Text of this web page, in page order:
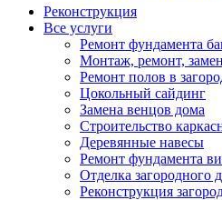
Реконструкция
Все услуги
Ремонт фундамента
Монтаж, ремонт,
Ремонт полов в
Цокольный сайдинг
Замена венцов дома
Строительство
Деревянные навесы
Ремонт фундамента
Отделка загородного
Реконструкция